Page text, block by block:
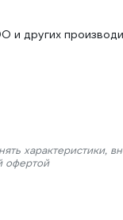
и других
характеристики,
офертой